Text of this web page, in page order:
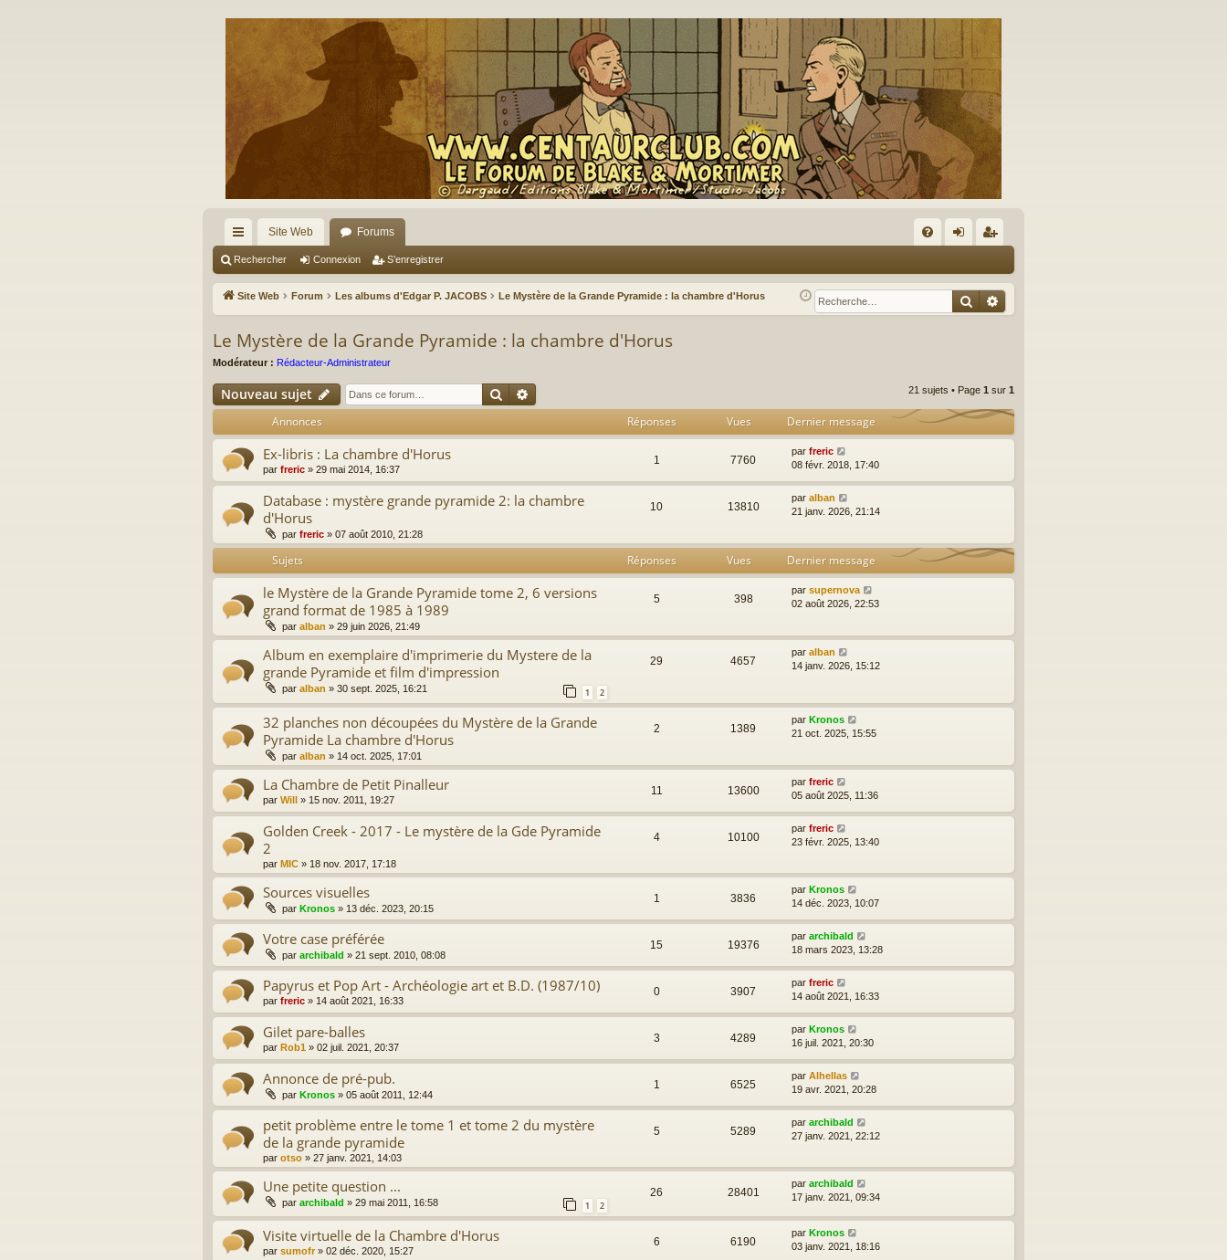
cc
ès
ra
pi
de
Site Web Forums
Q ne
xi
nr
eg
r
Rechercher Connexion S’enregistrer
Site Web Forum Les albums d'Edgar P. JACOBS Le Mystère de la Grande Pyramide : la chambre d'Horus Rechercher
Recherche avancée
Le Mystère de la Grande Pyramide : la chambre d'Horus
Modérateur : Rédacteur-Administrateur
Nouveau sujet Rechercher 21 sujets • Page 1 sur 1
Annonces Réponses Vues Dernier message
Ex-libris : La chambre d'Horus
par freric » 29 mai 2014, 16:37
1 7760
par freric
08 févr. 2018, 17:40
Database : mystère grande pyramide 2: la chambre
d'Horus
par freric » 07 août 2010, 21:28
10 13810
par alban
21 janv. 2026, 21:14
Sujets Réponses Vues Dernier message
le Mystère de la Grande Pyramide tome 2, 6 versions
grand format de 1985 à 1989
par alban » 29 juin 2026, 21:49
5 398
par supernova
02 août 2026, 22:53
Album en exemplaire d'imprimerie du Mystere de la
grande Pyramide et film d'impression
par alban » 30 sept. 2025, 16:21 1 2
29 4657
par alban
14 janv. 2026, 15:12
32 planches non découpées du Mystère de la Grande
Pyramide La chambre d'Horus
par alban » 14 oct. 2025, 17:01
2 1389
par Kronos
21 oct. 2025, 15:55
La Chambre de Petit Pinalleur
par Will » 15 nov. 2011, 19:27
11 13600
par freric
05 août 2025, 11:36
Golden Creek - 2017 - Le mystère de la Gde Pyramide
2
par MIC » 18 nov. 2017, 17:18
4 10100
par freric
23 févr. 2025, 13:40
Sources visuelles
par Kronos » 13 déc. 2023, 20:15
1 3836
par Kronos
14 déc. 2023, 10:07
Votre case préférée
par archibald » 21 sept. 2010, 08:08
15 19376
par archibald
18 mars 2023, 13:28
Papyrus et Pop Art - Archéologie art et B.D. (1987/10)
par freric » 14 août 2021, 16:33
0 3907
par freric
14 août 2021, 16:33
Gilet pare-balles
par Rob1 » 02 juil. 2021, 20:37
3 4289
par Kronos
16 juil. 2021, 20:30
Annonce de pré-pub.
par Kronos » 05 août 2011, 12:44
1 6525
par Alhellas
19 avr. 2021, 20:28
petit problème entre le tome 1 et tome 2 du mystère
de la grande pyramide
par otso » 27 janv. 2021, 14:03
5 5289
par archibald
27 janv. 2021, 22:12
Une petite question ...
par archibald » 29 mai 2011, 16:58 1 2
26 28401
par archibald
17 janv. 2021, 09:34
Visite virtuelle de la Chambre d'Horus
par sumofr » 02 déc. 2020, 15:27
6 6190
par Kronos
03 janv. 2021, 18:16